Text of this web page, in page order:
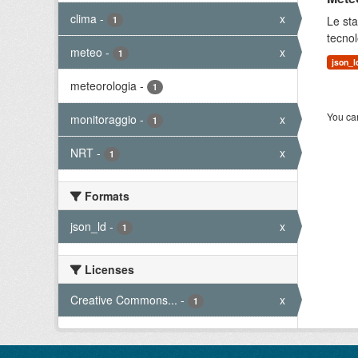
clima - 1 x
meteo - 1 x
meteorologia - 1
monitoraggio - 1 x
NRT - 1 x
Formats
json_ld - 1 x
Licenses
Creative Commons... - 1 x
Le
You